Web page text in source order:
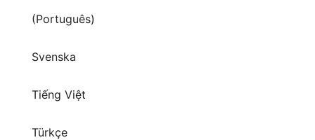
(Português)
Svenska
Tiếng Việt
Türkçe